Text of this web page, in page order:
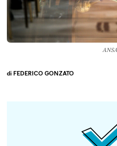
ANSA
di FEDERICO GONZATO